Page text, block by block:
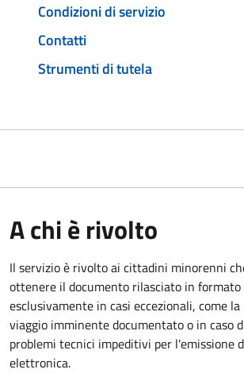
Condizioni di servizio
Contatti
Strumenti di tutela
A chi è rivolto
Il servizio è rivolto ai cittadini minorenni
ottenere il documento rilasciato in formato
esclusivamente in casi eccezionali, come
viaggio imminente documentato o in caso
problemi tecnici impeditivi per l'emissione
elettronica.